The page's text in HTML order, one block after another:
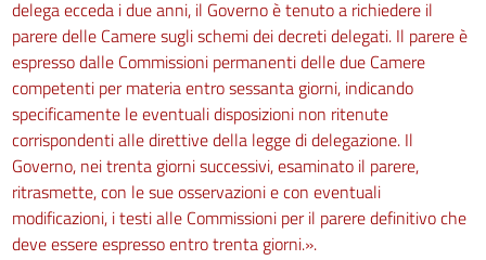
delega ecceda i due anni, il Governo è tenuto a richiedere il
parere delle Camere sugli schemi dei decreti delegati. Il parere è
espresso dalle Commissioni permanenti delle due Camere
competenti per materia entro sessanta giorni, indicando
specificamente le eventuali disposizioni non ritenute
corrispondenti alle direttive della legge di delegazione. Il
Governo, nei trenta giorni successivi, esaminato il parere,
ritrasmette, con le sue osservazioni e con eventuali
modificazioni, i testi alle Commissioni per il parere definitivo che
deve essere espresso entro trenta giorni.».